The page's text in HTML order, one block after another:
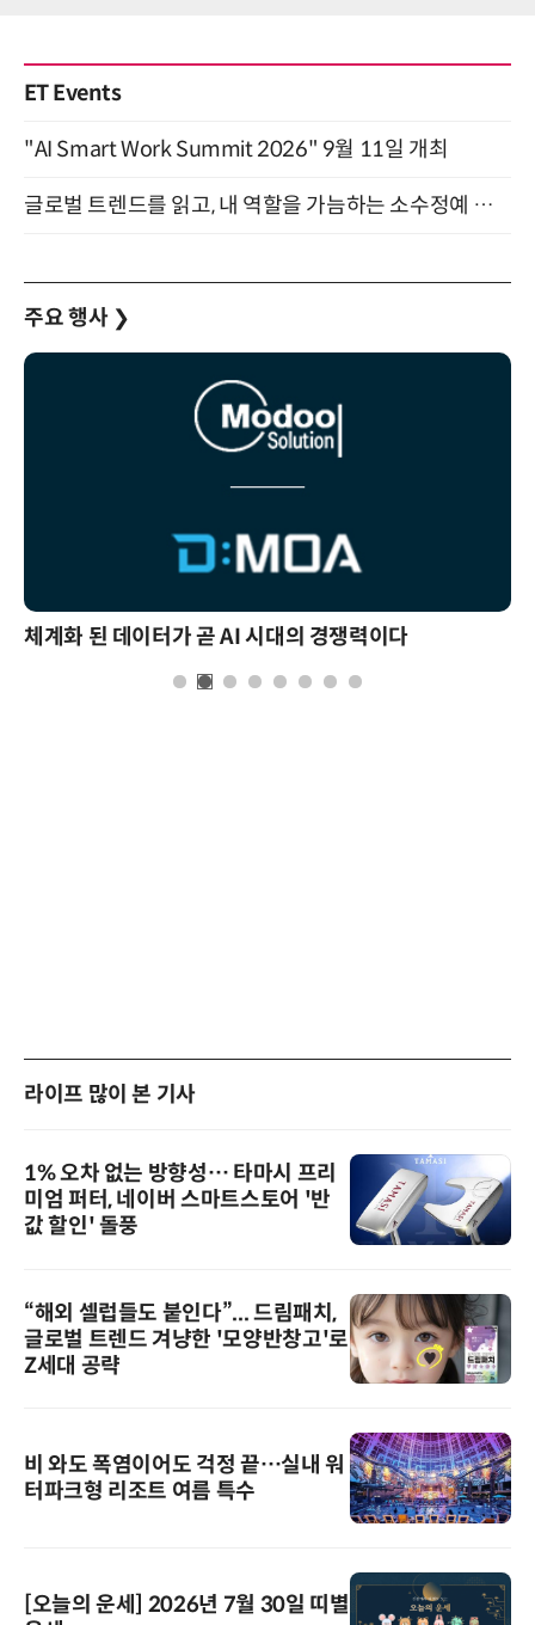
ET Events
"AI Smart Work Summit 2026" 9월 11일 개최
글로벌 트렌드를 읽고, 내 역할을 가늠하는 소수정예 실습 워크숍 (8/28)
주요 행사 ❯
체계화 된 데이터가 곧 AI 시대의 경쟁력이다
라이프 많이 본 기사
1% 오차 없는 방향성… 타마시 프리
미엄 퍼터, 네이버 스마트스토어 '반
값 할인' 돌풍
“해외 셀럽들도 붙인다”... 드림패치,
글로벌 트렌드 겨냥한 '모양반창고'로
Z세대 공략
비 와도 폭염이어도 걱정 끝…실내 워
터파크형 리조트 여름 특수
[오늘의 운세] 2026년 7월 30일 띠별